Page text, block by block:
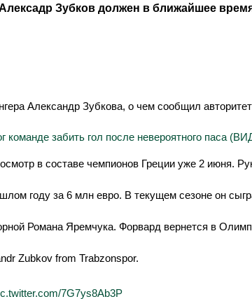
Зубков должен в ближайшее
Александр Зубкова, о чем сообщил
забить гол после невероятного паса
в составе чемпионов Греции уже 2 июня.
году за 6 млн евро. В текущем сезоне он
Романа Яремчука. Форвард вернется в
Zubkov from Trabzonspor.
7G7ys8Ab3P